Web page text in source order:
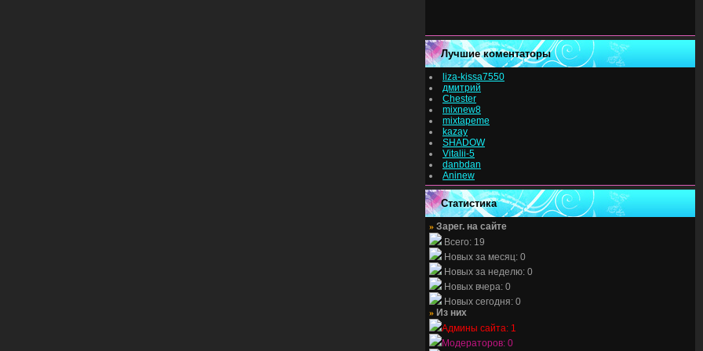
Лучшие коментаторы
liza-kissa7550
дмитрий
Chester
mixnew8
mixtapeme
kazay
SHADOW
Vitalii-5
danbdan
Aninew
Статистика
» Зарег. на сайте
Всего: 19
Новых за месяц: 0
Новых за неделю: 0
Новых вчера: 0
Новых сегодня: 0
» Из них
Админы сайта: 1
Модераторов: 0